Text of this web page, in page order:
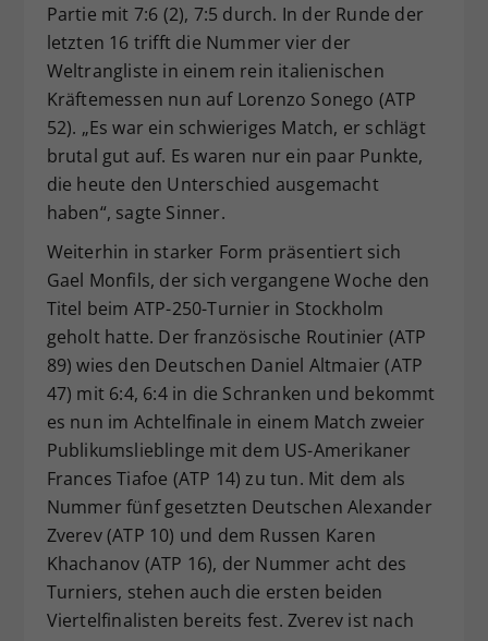
Partie mit 7:6 (2), 7:5 durch. In der Runde der
letzten 16 trifft die Nummer vier der
Weltrangliste in einem rein italienischen
Kräftemessen nun auf Lorenzo Sonego (ATP
52). „Es war ein schwieriges Match, er schlägt
brutal gut auf. Es waren nur ein paar Punkte,
die heute den Unterschied ausgemacht
haben“, sagte Sinner.
Weiterhin in starker Form präsentiert sich
Gael Monfils, der sich vergangene Woche den
Titel beim ATP-250-Turnier in Stockholm
geholt hatte. Der französische Routinier (ATP
89) wies den Deutschen Daniel Altmaier (ATP
47) mit 6:4, 6:4 in die Schranken und bekommt
es nun im Achtelfinale in einem Match zweier
Publikumslieblinge mit dem US-Amerikaner
Frances Tiafoe (ATP 14) zu tun. Mit dem als
Nummer fünf gesetzten Deutschen Alexander
Zverev (ATP 10) und dem Russen Karen
Khachanov (ATP 16), der Nummer acht des
Turniers, stehen auch die ersten beiden
Viertelfinalisten bereits fest. Zverev ist nach